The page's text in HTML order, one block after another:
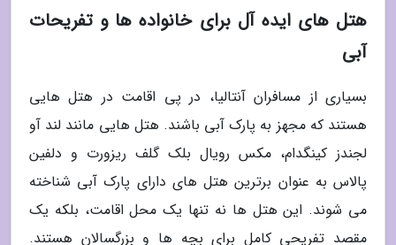
هتل های ایده آل برای خانواده ها و تفریحات
آبی
بسیاری از مسافران آنتالیا، در پی اقامت در هتل هایی
هستند که مجهز به پارک آبی باشند. هتل هایی مانند لند آو
لجندز کینگدام، مکس رویال بلک گلف ریزورت و دلفین
پالاس به عنوان برترین هتل های دارای پارک آبی شناخته
می شوند. این هتل ها نه تنها یک محل اقامت، بلکه یک
مقصد تفریحی کامل برای بچه ها و بزرگسالان هستند.